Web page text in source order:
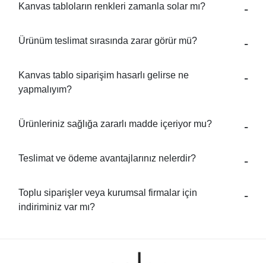
Kanvas tabloların renkleri zamanla solar mı?
Ürünüm teslimat sırasında zarar görür mü?
Kanvas tablo siparişim hasarlı gelirse ne
yapmalıyım?
Ürünleriniz sağlığa zararlı madde içeriyor mu?
Teslimat ve ödeme avantajlarınız nelerdir?
Toplu siparişler veya kurumsal firmalar için
indiriminiz var mı?